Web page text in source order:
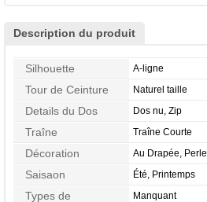
Description du produit
Silhouette A-ligne
Tour de Ceinture Naturel taille
Details du Dos Dos nu, Zip
Traîne Traîne Courte
Décoration Au Drapée, Perle
Saisaon Été, Printemps
Types de
Manquant